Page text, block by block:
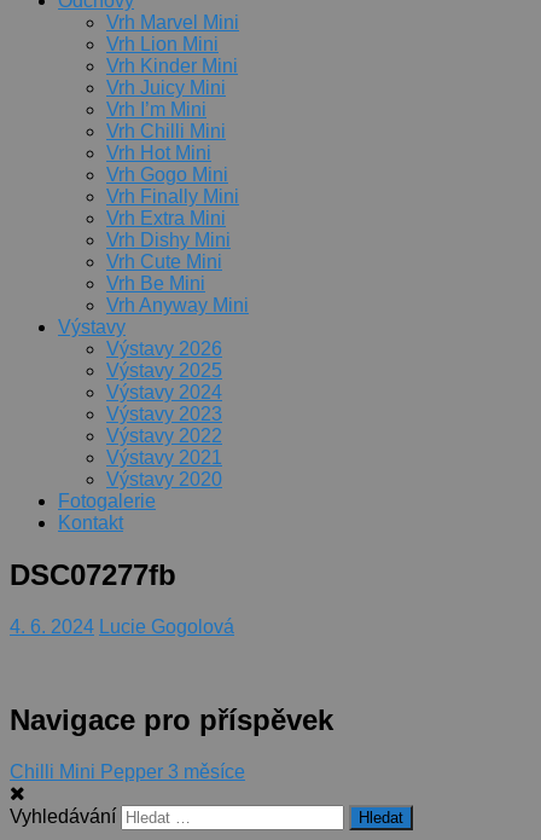
Vrh Marvel Mini
Vrh Lion Mini
Vrh Kinder Mini
Vrh Juicy Mini
Vrh I’m Mini
Vrh Chilli Mini
Vrh Hot Mini
Vrh Gogo Mini
Vrh Finally Mini
Vrh Extra Mini
Vrh Dishy Mini
Vrh Cute Mini
Vrh Be Mini
Vrh Anyway Mini
Výstavy
Výstavy 2026
Výstavy 2025
Výstavy 2024
Výstavy 2023
Výstavy 2022
Výstavy 2021
Výstavy 2020
Fotogalerie
Kontakt
DSC07277fb
4. 6. 2024 Lucie Gogolová
Navigace pro příspěvek
Chilli Mini Pepper 3 měsíce
Vyhledávání